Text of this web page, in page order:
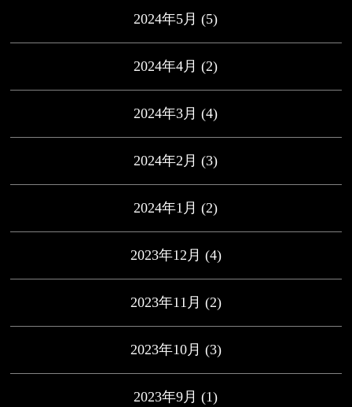
2024年5月 (5)
2024年4月 (2)
2024年3月 (4)
2024年2月 (3)
2024年1月 (2)
2023年12月 (4)
2023年11月 (2)
2023年10月 (3)
2023年9月 (1)